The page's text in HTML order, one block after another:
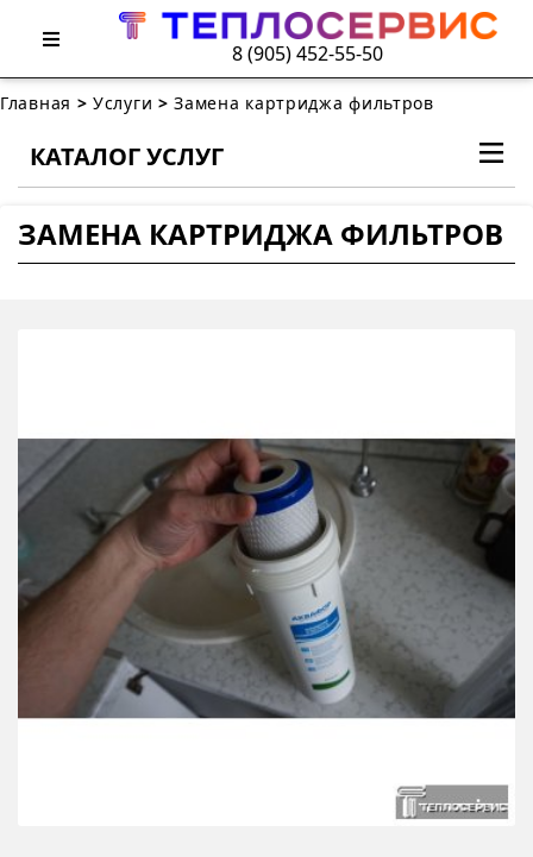
8 (905) 452-55-50
Главная >Услуги >Замена картриджа фильтров
КАТАЛОГ УСЛУГ
ЗАМЕНА КАРТРИДЖА ФИЛЬТРОВ